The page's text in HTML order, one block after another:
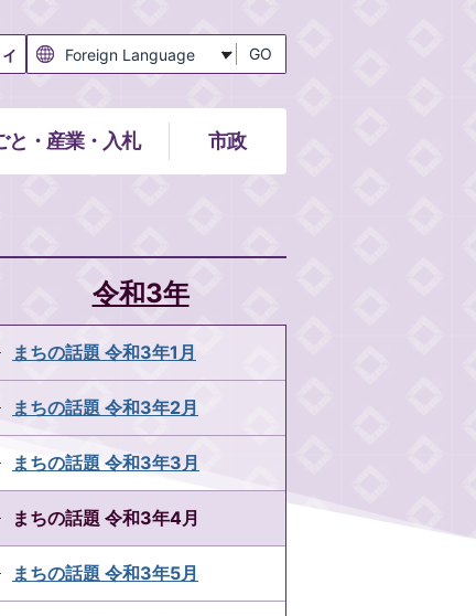
GO
と・産業・入札 市政
令和3年
まちの話題 令和3年1月
まちの話題 令和3年2月
まちの話題 令和3年3月
まちの話題 令和3年4月
まちの話題 令和3年5月